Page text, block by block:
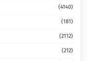
(4140)
(181)
(2112)
(212)